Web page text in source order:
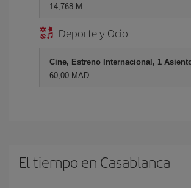
14,768 M
Deporte y Ocio
Cine, Estreno Internacional, 1
60,00 MAD
El tiempo en Casablanca